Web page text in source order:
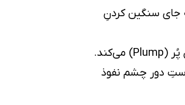
جای سنگین کردنِ
دور چشم نفوذ